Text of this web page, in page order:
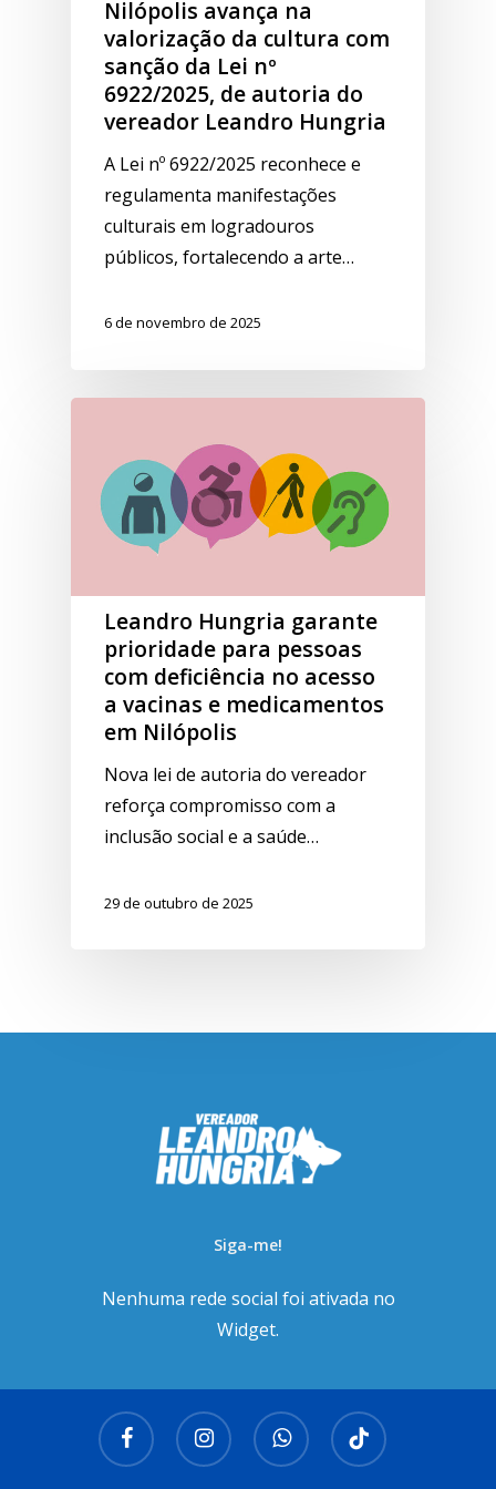
Nilópolis avança na
valorização da cultura com
sanção da Lei nº
6922/2025, de autoria do
vereador Leandro Hungria
A Lei nº 6922/2025 reconhece e
regulamenta manifestações
culturais em logradouros
públicos, fortalecendo a arte…
6 de novembro de 2025
Leandro Hungria garante
prioridade para pessoas
com deficiência no acesso
a vacinas e medicamentos
em Nilópolis
Nova lei de autoria do vereador
reforça compromisso com a
inclusão social e a saúde…
29 de outubro de 2025
Siga-me!
Nenhuma rede social foi ativada no
Widget.
facebook instagram whatsapp tiktok